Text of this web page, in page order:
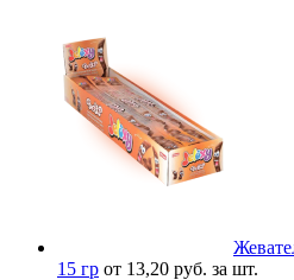
15 гр от 13,20 руб. за шт.